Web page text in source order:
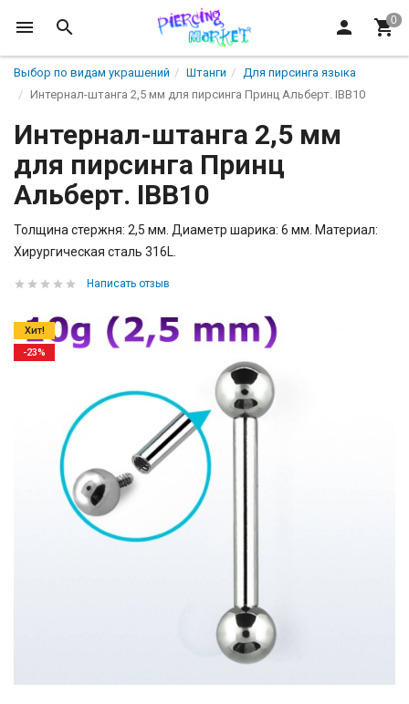
Выбор по видам украшений Штанги
Для пирсинга языка
Интернал-штанга 2,5 мм для пирсинга Принц Альберт. IBB10
Интернал-штанга 2,5 мм
для пирсинга Принц
Альберт. IBB10
Толщина стержня: 2,5 мм. Диаметр шарика: 6 мм. Материал:
Хирургическая сталь 316L.
Написать отзыв
Хит!
-23%